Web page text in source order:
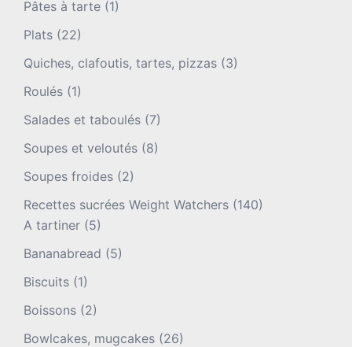
Pâtes à tarte (1)
Plats (22)
Quiches, clafoutis, tartes, pizzas (3)
Roulés (1)
Salades et taboulés (7)
Soupes et veloutés (8)
Soupes froides (2)
Recettes sucrées Weight Watchers (140)
A tartiner (5)
Bananabread (5)
Biscuits (1)
Boissons (2)
Bowlcakes, mugcakes (26)